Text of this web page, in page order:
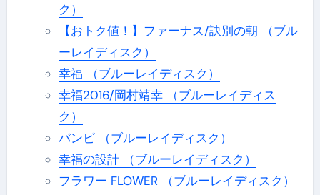
ク）
【おトク値！】ファーナス/訣別の朝 （ブル
ーレイディスク）
幸福 （ブルーレイディスク）
幸福2016/岡村靖幸 （ブルーレイディス
ク）
バンビ （ブルーレイディスク）
幸福の設計 （ブルーレイディスク）
フラワー FLOWER （ブルーレイディスク）